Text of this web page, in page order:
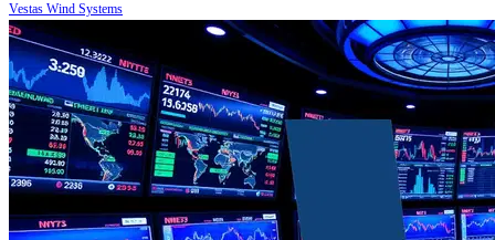
Vestas Wind Systems